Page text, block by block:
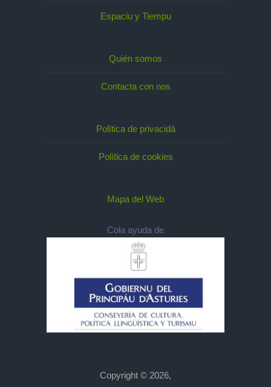
Espaciu y Tiempu
Quién somos
Contacta con nos
Política de privacidá
Política de cookies
Mapa del Web
Cola ayuda de
Copyright © 2026,